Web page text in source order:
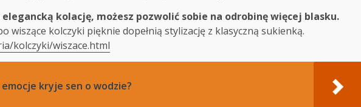
kolację, możesz pozwolić sobie na odrobinę więcej blasku.
wiszące kolczyki pięknie dopełnią stylizację z klasyczną sukienką.
kolczyki/wiszace.html
emocje kryje sen o wodzie?